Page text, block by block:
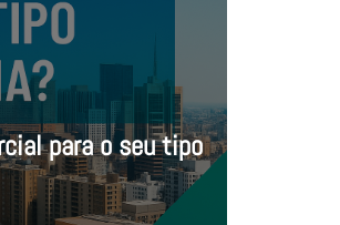
para o seu tipo